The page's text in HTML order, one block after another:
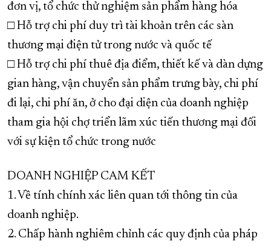
đơn vị, tổ chức thử nghiệm sản phẩm hàng hóa
□ Hỗ trợ chi phí duy trì tài khoản trên các sàn
thương mại điện tử trong nước và quốc tế
□ Hỗ trợ chi phí thuê địa điểm, thiết kế và dàn dựng
gian hàng, vận chuyển sản phẩm trưng bày, chi phí
đi lại, chi phí ăn, ở cho đại diện của doanh nghiệp
tham gia hội chợ triển lãm xúc tiến thương mại đối
với sự kiện tổ chức trong nước
DOANH NGHIỆP CAM KẾT
1. Về tính chính xác liên quan tới thông tin của
doanh nghiệp.
2. Chấp hành nghiêm chỉnh các quy định của pháp